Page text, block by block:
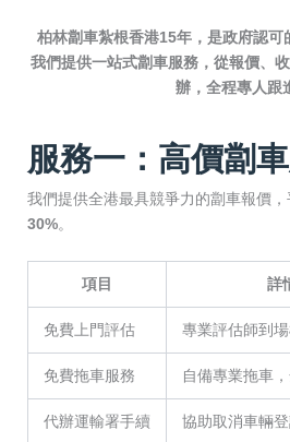
柏林劏車紮根香港15年，是政府認可
我們提供一站式劏車服務，從報價、
辦，全程專人跟
服務一：高價劏
我們提供全港最具競爭力的劏車報價
30%。
項目 詳
免費上門評估 專業評估師到
免費拖車服務 自備專業拖車
代辦運輸署手續 協助取消車輛